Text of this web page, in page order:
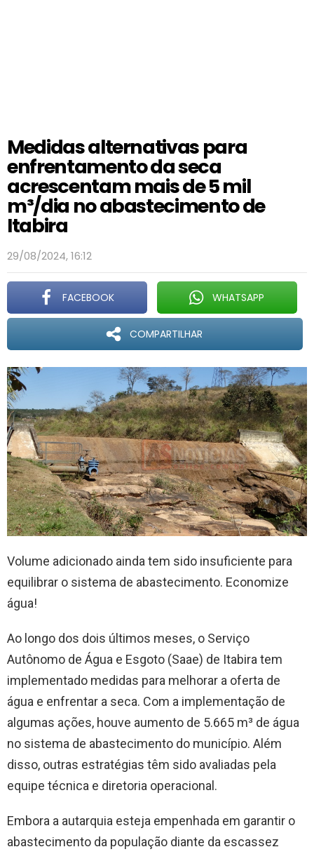
Medidas alternativas para
enfrentamento da seca
acrescentam mais de 5 mil
m³/dia no abastecimento de
Itabira
29/08/2024, 16:12
FACEBOOK WHATSAPP
COMPARTILHAR
Volume adicionado ainda tem sido insuficiente para
equilibrar o sistema de abastecimento. Economize
água!
Ao longo dos dois últimos meses, o Serviço
Autônomo de Água e Esgoto (Saae) de Itabira tem
implementado medidas para melhorar a oferta de
água e enfrentar a seca. Com a implementação de
algumas ações, houve aumento de 5.665 m³ de água
no sistema de abastecimento do município. Além
disso, outras estratégias têm sido avaliadas pela
equipe técnica e diretoria operacional.
Embora a autarquia esteja empenhada em garantir o
abastecimento da população diante da escassez